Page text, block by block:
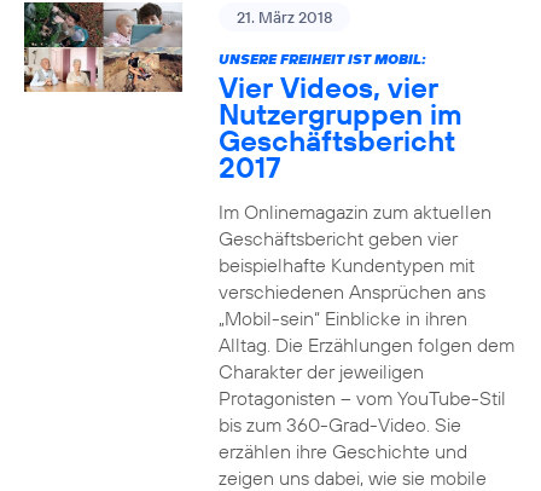
21. März 2018
UNSERE FREIHEIT IST MOBIL:
Vier Videos, vier
Nutzergruppen im
Geschäftsbericht
2017
Im Onlinemagazin zum aktuellen
Geschäftsbericht geben vier
beispielhafte Kundentypen mit
verschiedenen Ansprüchen ans
„Mobil-sein“ Einblicke in ihren
Alltag. Die Erzählungen folgen dem
Charakter der jeweiligen
Protagonisten – vom YouTube-Stil
bis zum 360-Grad-Video. Sie
erzählen ihre Geschichte und
zeigen uns dabei, wie sie mobile